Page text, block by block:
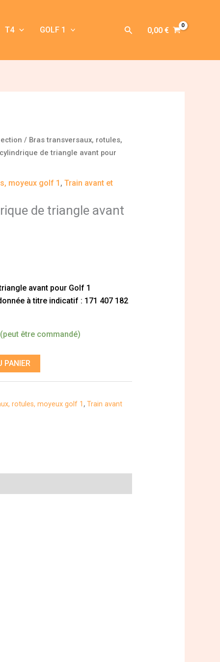
T4 GOLF 1 Rechercher
0,00 €
/ Bras transversaux, rotules,
de triangle avant pour
moyeux golf 1 ,Train avant et
de triangle avant
avant pour Golf 1
à titre indicatif : 171 407 182
être commandé)
PANIER
rotules, moyeux golf 1 ,Train avant